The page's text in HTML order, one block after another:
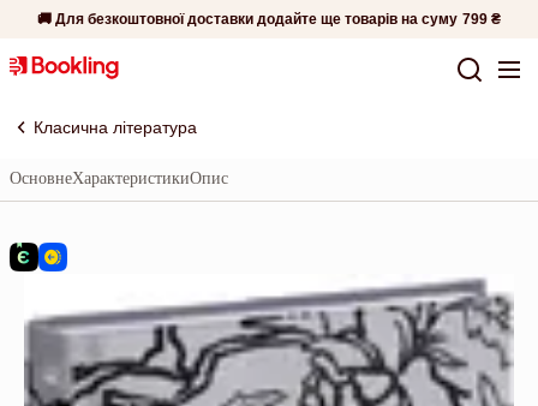
🚚 Для безкоштовної доставки додайте ще товарів на суму 799 ₴
Класична література
ОсновнеХарактеристикиОпис